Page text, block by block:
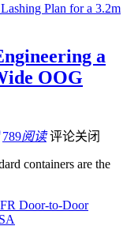
a
OOG
789阅读 评论关闭
containers are the